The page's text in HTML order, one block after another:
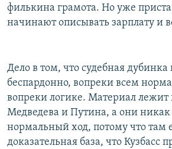
филькина грамота. Но уже
начинают описывать зарплату и
Дело в том, что судебная дубинка
беспардонно, вопреки всем
вопреки логике. Материал лежит
Медведева и Путина, а они никак
нормальный ход, потому что там
доказательная база, что Кузбасс